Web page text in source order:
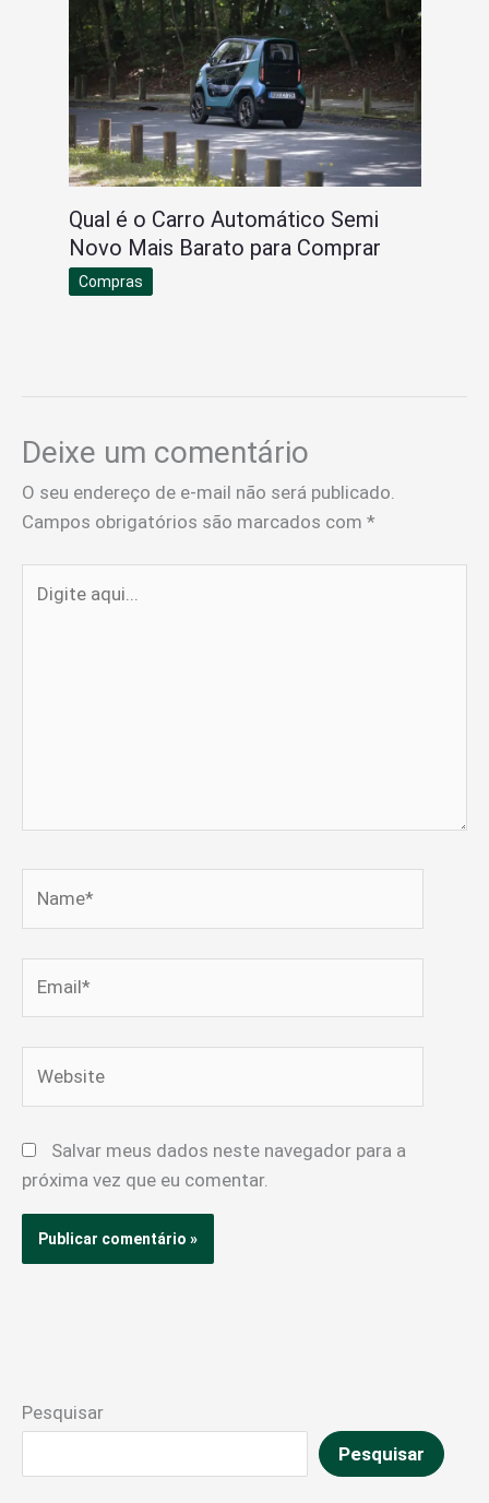
Qual é o Carro Automático Semi
Novo Mais Barato para Comprar
Compras
Deixe um comentário
O seu endereço de e-mail não será publicado.
Campos obrigatórios são marcados com *
aqui...
Salvar meus dados neste navegador para a
próxima vez que eu comentar.
Pesquisar
Pesquisar